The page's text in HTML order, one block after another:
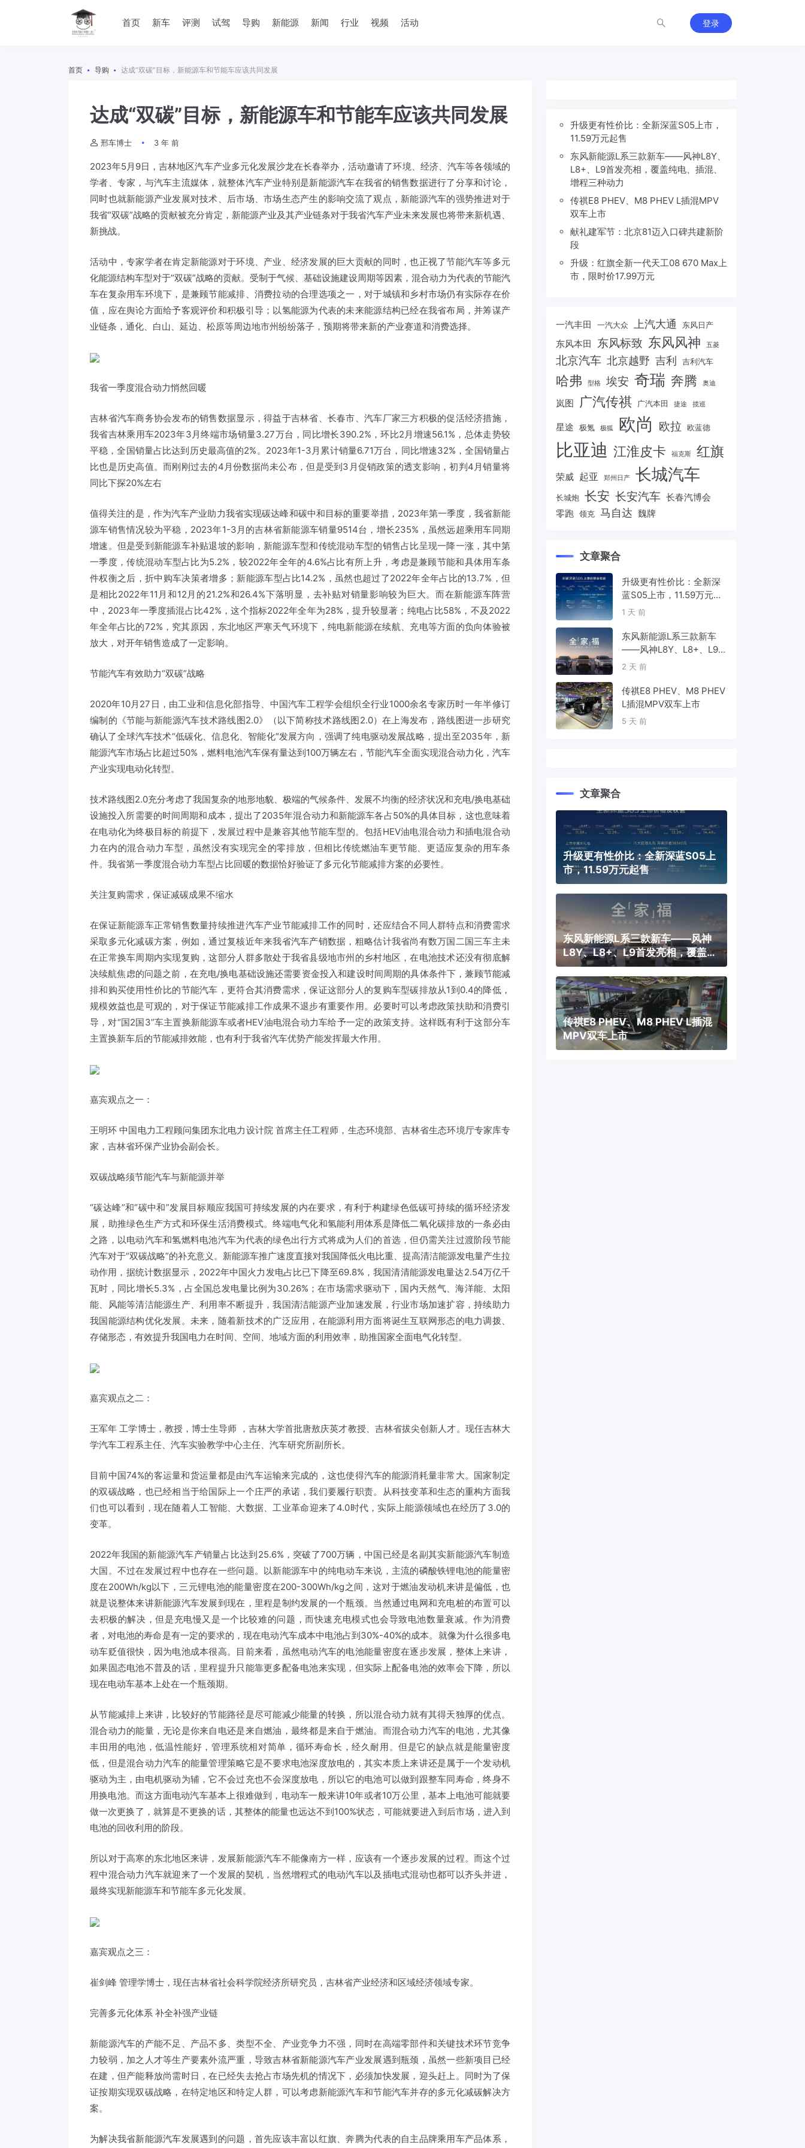
首页 新车 评测 试驾 导购 新能源 新闻 行业 视频 活动 登录
首页 导购 达成“双碳”目标，新能源车和节能车应该共同发展
达成“双碳”目标，新能源车和节能车应该共同发展
邢车博士 3 年 前
2023年5月9日，吉林地区汽车产业多元化发展沙龙在长春举办，活动邀请了环境、经济、汽车等各领域的
学者、专家，与汽车主流媒体，就整体汽车产业特别是新能源汽车在我省的销售数据进行了分享和讨论，
同时也就新能源产业发展对技术、后市场、市场生态产生的影响交流了观点，新能源汽车的强势推进对于
我省“双碳”战略的贡献被充分肯定，新能源产业及其产业链条对于我省汽车产业未来发展也将带来新机遇、
新挑战。
活动中，专家学者在肯定新能源对于环境、产业、经济发展的巨大贡献的同时，也正视了节能汽车等多元
化能源结构车型对于“双碳”战略的贡献。受制于气候、基础设施建设周期等因素，混合动力为代表的节能汽
车在复杂用车环境下，是兼顾节能减排、消费拉动的合理选项之一，对于城镇和乡村市场仍有实际存在价
值，应在舆论方面给予客观评价和积极引导；以氢能源为代表的未来能源结构已经在我省布局，并筹谋产
业链条，通化、白山、延边、松原等周边地市州纷纷落子，预期将带来新的产业赛道和消费选择。
我省一季度混合动力悄然回暖
吉林省汽车商务协会发布的销售数据显示，得益于吉林省、长春市、汽车厂家三方积极的促活经济措施，
我省吉林乘用车2023年3月终端市场销量3.27万台，同比增长390.2%，环比2月增速56.1%，总体走势较
平稳，全国销量占比达到历史最高值的2%。2023年1-3月累计销量6.71万台，同比增速32%，全国销量占
比也是历史高值。而刚刚过去的4月份数据尚未公布，但是受到3月促销政策的透支影响，初判4月销量将
同比下探20%左右
值得关注的是，作为汽车产业助力我省实现碳达峰和碳中和目标的重要举措，2023年第一季度，我省新能
源车销售情况较为平稳，2023年1-3月的吉林省新能源车销量9514台，增长235%，虽然远超乘用车同期
增速。但是受到新能源车补贴退坡的影响，新能源车型和传统混动车型的销售占比呈现一降一涨，其中第
一季度，传统混动车型占比为5.2%，较2022年全年的4.6%占比有所上升，考虑是兼顾节能和具体用车条
件权衡之后，折中购车决策者增多；新能源车型占比14.2%，虽然也超过了2022年全年占比的13.7%，但
是相比2022年11月和12月的21.2%和26.4%下落明显，去补贴对销量影响较为巨大。而在新能源车阵营
中，2023年一季度插混占比42%，这个指标2022年全年为28%，提升较显著；纯电占比58%，不及2022
年全年占比的72%，究其原因，东北地区严寒天气环境下，纯电新能源在续航、充电等方面的负向体验被
放大，对开年销售造成了一定影响。
节能汽车有效助力“双碳”战略
2020年10月27日，由工业和信息化部指导、中国汽车工程学会组织全行业1000余名专家历时一年半修订
编制的《节能与新能源汽车技术路线图2.0》（以下简称技术路线图2.0）在上海发布，路线图进一步研究
确认了全球汽车技术“低碳化、信息化、智能化”发展方向，强调了纯电驱动发展战略，提出至2035年，新
能源汽车市场占比超过50%，燃料电池汽车保有量达到100万辆左右，节能汽车全面实现混合动力化，汽车
产业实现电动化转型。
技术路线图2.0充分考虑了我国复杂的地形地貌、极端的气候条件、发展不均衡的经济状况和充电/换电基础
设施投入所需要的时间周期和成本，提出了2035年混合动力和新能源车各占50%的具体目标，这也意味着
在电动化为终极目标的前提下，发展过程中是兼容其他节能车型的。包括HEV油电混合动力和插电混合动
力在内的混合动力车型，虽然没有实现完全的零排放，但相比传统燃油车更节能、更适应复杂的用车条
件。我省第一季度混合动力车型占比回暖的数据恰好验证了多元化节能减排方案的必要性。
关注复购需求，保证减碳成果不缩水
在保证新能源车正常销售数量持续推进汽车产业节能减排工作的同时，还应结合不同人群特点和消费需求
采取多元化减碳方案，例如，通过复核近年来我省汽车产销数据，粗略估计我省尚有数万国二国三车主未
在正常换车周期内实现复购，这部分人群多散处于我省县级地市州的乡村地区，在电池技术还没有彻底解
决续航焦虑的问题之前，在充电/换电基础设施还需要资金投入和建设时间周期的具体条件下，兼顾节能减
排和购买使用性价比的节能汽车，更符合其消费需求，保证这部分人的复购车型碳排放从1到0.4的降低，
规模效益也是可观的，对于保证节能减排工作成果不退步有重要作用。必要时可以考虑政策扶助和消费引
导，对“国2国3”车主置换新能源车或者HEV油电混合动力车给予一定的政策支持。这样既有利于这部分车
主置换新车后的节能减排效能，也有利于我省汽车优势产能发挥最大作用。
嘉宾观点之一：
王明环 中国电力工程顾问集团东北电力设计院 首席主任工程师，生态环境部、吉林省生态环境厅专家库专
家，吉林省环保产业协会副会长。
双碳战略须节能汽车与新能源并举
“碳达峰”和“碳中和”发展目标顺应我国可持续发展的内在要求，有利于构建绿色低碳可持续的循环经济发
展，助推绿色生产方式和环保生活消费模式。终端电气化和氢能利用体系是降低二氧化碳排放的一条必由
之路，以电动汽车和氢燃料电池汽车为代表的绿色出行方式将成为人们的首选，但仍需关注过渡阶段节能
汽车对于“双碳战略”的补充意义。新能源车推广速度直接对我国降低火电比重、提高清洁能源发电量产生拉
动作用，据统计数据显示，2022年中国火力发电占比已下降至69.8%，我国清清能源发电量达2.54万亿千
瓦时，同比增长5.3%，占全国总发电量比例为30.26%；在市场需求驱动下，国内天然气、海洋能、太阳
能、风能等清洁能源生产、利用率不断提升，我国清洁能源产业加速发展，行业市场加速扩容，持续助力
我国能源结构优化发展。未来，随着新技术的广泛应用，在能源利用方面将诞生互联网形态的电力调拨、
存储形态，有效提升我国电力在时间、空间、地域方面的利用效率，助推国家全面电气化转型。
嘉宾观点之二：
王军年 工学博士，教授，博士生导师 ，吉林大学首批唐敖庆英才教授、吉林省拔尖创新人才。现任吉林大
学汽车工程系主任、汽车实验教学中心主任、汽车研究所副所长。
目前中国74%的客运量和货运量都是由汽车运输来完成的，这也使得汽车的能源消耗量非常大。国家制定
的双碳战略，也已经相当于给国际上一个庄严的承诺，我们要履行职责。从科技变革和生态的重构方面我
们也可以看到，现在随着人工智能、大数据、工业革命迎来了4.0时代，实际上能源领域也在经历了3.0的
变革。
2022年我国的新能源汽车产销量占比达到25.6%，突破了700万辆，中国已经是名副其实新能源汽车制造
大国。不过在发展过程中也存在一些问题。以新能源车中的纯电动车来说，主流的磷酸铁锂电池的能量密
度在200Wh/kg以下，三元锂电池的能量密度在200-300Wh/kg之间，这对于燃油发动机来讲是偏低，也
就是说整体来讲新能源汽车发展到现在，里程是制约发展的一个瓶颈。当然通过电网和充电桩的布置可以
去积极的解决，但是充电慢又是一个比较难的问题，而快速充电模式也会导致电池数量衰减。作为消费
者，对电池的寿命是有一定的要求的，现在电动汽车成本中电池占到30%-40%的成本。就像为什么很多电
动车贬值很快，因为电池成本很高。目前来看，虽然电动汽车的电池能量密度在逐步发展，整体上来讲，
如果固态电池不普及的话，里程提升只能靠更多配备电池来实现，但实际上配备电池的效率会下降，所以
现在电动车基本上处在一个瓶颈期。
从节能减排上来讲，比较好的节能路径是尽可能减少能量的转换，所以混合动力就有其得天独厚的优点。
混合动力的能量，无论是你来自电还是来自燃油，最终都是来自于燃油。而混合动力汽车的电池，尤其像
丰田用的电池，低温性能好，管理系统相对简单，循环寿命长，经久耐用。但是它的缺点就是能量密度
低，但是混合动力汽车的能量管理策略它是不要求电池深度放电的，其实本质上来讲还是属于一个发动机
驱动为主，由电机驱动为辅，它不会过充也不会深度放电，所以它的电池可以做到跟整车同寿命，终身不
用换电池。而这方面电动汽车基本上很难做到，电动车一般来讲10年或者10万公里，基本上电池可能就要
做一次更换了，就算是不更换的话，其整体的能量也远达不到100%状态，可能就要进入到后市场，进入到
电池的回收利用的阶段。
所以对于高寒的东北地区来讲，发展新能源汽车不能像南方一样，应该有一个逐步发展的过程。而这个过
程中混合动力汽车就迎来了一个发展的契机，当然增程式的电动汽车以及插电式混动也都可以齐头并进，
最终实现新能源车和节能车多元化发展。
嘉宾观点之三：
崔剑峰 管理学博士，现任吉林省社会科学院经济所研究员，吉林省产业经济和区域经济领域专家。
完善多元化体系 补全补强产业链
新能源汽车的产能不足、产品不多、类型不全、产业竞争力不强，同时在高端零部件和关键技术环节竞争
力较弱，加之人才等生产要素外流严重，导致吉林省新能源汽车产业发展遇到瓶颈，虽然一些新项目已经
在建，但产能释放尚需时日，在已经失去抢占市场先机的情况下，必须加快发展，迎头赶上。同时为了保
证按期实现双碳战略，在特定地区和特定人群，可以考虑新能源汽车和节能汽车并存的多元化减碳解决方
案。
为解决我省新能源汽车发展遇到的问题，首先应该丰富以红旗、奔腾为代表的自主品牌乘用车产品体系，
升级更有性价比：全新深蓝S05上市，
11.59万元起售
东风新能源L系三款新车——风神L8Y、
L8+、L9首发亮相，覆盖纯电、插混、
增程三种动力
传祺E8 PHEV、M8 PHEV L插混MPV
双车上市
献礼建军节：北京81迈入口碑共建新阶
段
升级：红旗全新一代天工08 670 Max上
市，限时价17.99万元
一汽丰田 一汽大众 上汽大通 东风日产
东风本田 东风标致 东风风神 五菱
北京汽车 北京越野 吉利 吉利汽车
哈弗 型格 埃安 奇瑞 奔腾 奥迪
岚图 广汽传祺 广汽本田 捷途 揽巡
星途 极氪 极狐 欧尚 欧拉 欧蓝德
比亚迪 江淮皮卡 福克斯 红旗
荣威 起亚 郑州日产 长城汽车
长城炮 长安 长安汽车 长春汽博会
零跑 领克 马自达 魏牌
文章聚合
升级更有性价比：全新深
蓝S05上市，11.59万元起
售
1 天 前
东风新能源L系三款新车
——风神L8Y、L8+、L9
首发亮相，覆盖纯电、插
2 天 前
传祺E8 PHEV、M8 PHEV
L插混MPV双车上市
5 天 前
文章聚合
升级更有性价比：全新深蓝S05上
市，11.59万元起售
东风新能源L系三款新车——风神
L8Y、L8+、L9首发亮相，覆盖纯
电、插混、增程三种动力
传祺E8 PHEV、M8 PHEV L插混
MPV双车上市